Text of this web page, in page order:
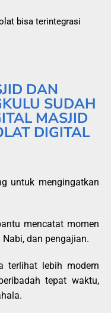
bisa terintegrasi
DAN
SUDAH
MASJID
DIGITAL
untuk mengingatkan
mencatat momen
dan pengajian.
terlihat lebih modern
tepat waktu,